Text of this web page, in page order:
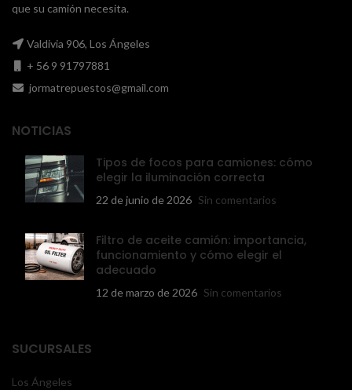
que su camión necesita.
Valdivia 906, Los Ángeles
+ 56 9 91797881
jormatrepuestos@gmail.com
NOTICIAS
Tipos de focos para camiones: cómo
elegir la iluminación correcta
22 de junio de 2026 Sin comentarios
Filtro de aceite camión: importancia,
funcionamiento y cómo elegir el
adecuado
12 de marzo de 2026 Sin comentarios
SUCURSALES
Los Ángeles